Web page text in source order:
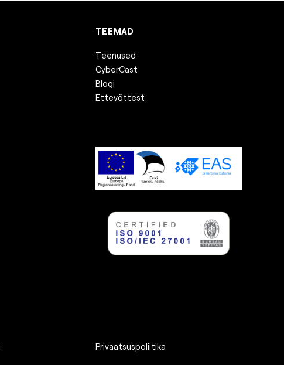
TEEMAD
Teenused
CyberCast
Blogi
Ettevõttest
Privaatsuspoliitika